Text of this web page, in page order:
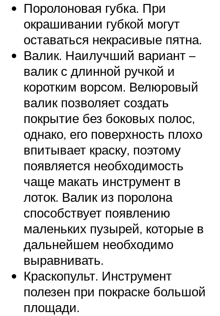
Поролоновая губка. При
окрашивании губкой могут
оставаться некрасивые пятна.
Валик. Наилучший вариант –
валик с длинной ручкой и
коротким ворсом. Велюровый
валик позволяет создать
покрытие без боковых полос,
однако, его поверхность плохо
впитывает краску, поэтому
появляется необходимость
чаще макать инструмент в
лоток. Валик из поролона
способствует появлению
маленьких пузырей, которые в
дальнейшем необходимо
выравнивать.
Краскопульт. Инструмент
полезен при покраске большой
площади.